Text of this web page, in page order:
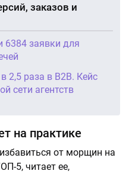
заказов и
6384 заявки для
2,5 раза в B2B. Кейс
сети агентств
на практике
от морщин на
5, читает ее,